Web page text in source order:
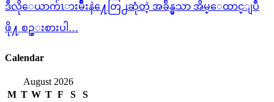
ဒီလိုေယာက်ၤားမ်ိဳးနဲ႔ေတြ႕ဆုံတဲ့ အခ်ိန္မွသာ အိမ္ေထာင္ျပဳ
ဖို႔ စဥ္းစားပါ…
Calendar
August 2026
M T W T F S
S